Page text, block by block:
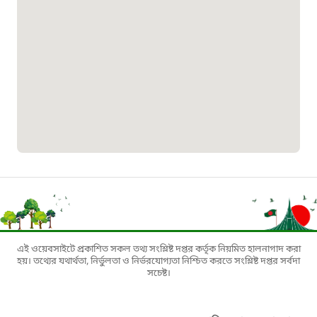
১০০
বাংলাদেশ টেলিযোগাযোগ সেবা সংক্রান্ত
হটলাইন
বিদ্যুৎ বিভাগ সেবা সংক্রান্ত হটলাইন
এই ওয়েবসাইটে প্রকাশিত সকল তথ্য সংশ্লিষ্ট দপ্তর কর্তৃক নিয়মিত হালনাগাদ করা
হয়। তথ্যের যথার্থতা, নির্ভুলতা ও নির্ভরযোগ্যতা নিশ্চিত করতে সংশ্লিষ্ট দপ্তর সর্বদা
সচেষ্ট।